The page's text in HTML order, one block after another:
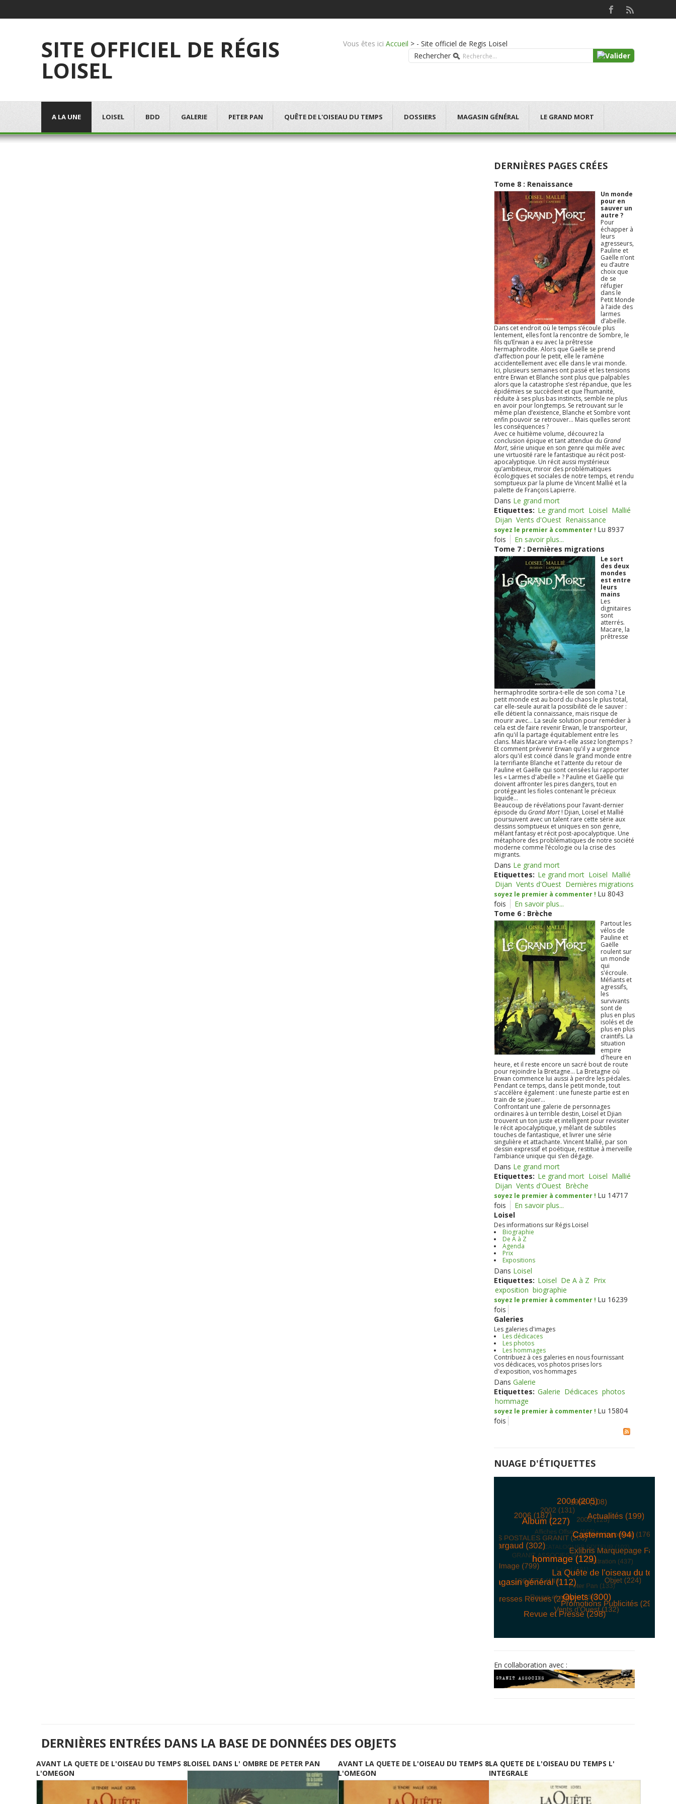
SITE OFFICIEL DE RÉGIS
LOISEL
Vous êtes ici Accueil > - Site officiel de Regis Loisel
Rechercher
A LA UNE LOISEL BDD GALERIE PETER PAN QUÊTE DE L'OISEAU DU TEMPS DOSSIERS MAGASIN GÉNÉRAL LE GRAND MORT
DERNIÈRES PAGES CRÉES
Tome 8 : Renaissance
Un monde
pour en
sauver un
autre ?
Pour
échapper à
leurs
agresseurs,
Pauline et
Gaëlle n’ont
eu d’autre
choix que
de se
réfugier
dans le
Petit Monde
à l’aide des
larmes
d’abeille.
Dans cet endroit où le temps s’écoule plus
lentement, elles font la rencontre de Sombre, le
fils qu’Erwan a eu avec la prêtresse
hermaphrodite. Alors que Gaëlle se prend
d’affection pour le petit, elle le ramène
accidentellement avec elle dans le vrai monde.
Ici, plusieurs semaines ont passé et les tensions
entre Erwan et Blanche sont plus que palpables
alors que la catastrophe s’est répandue, que les
épidémies se succèdent et que l’humanité,
réduite à ses plus bas instincts, semble ne plus
en avoir pour longtemps. Se retrouvant sur le
même plan d’existence, Blanche et Sombre vont
enfin pouvoir se retrouver… Mais quelles seront
les conséquences ?
Avec ce huitième volume, découvrez la
conclusion épique et tant attendue du Grand
Mort, série unique en son genre qui mêle avec
une virtuosité rare le fantastique au récit post-
apocalyptique. Un récit aussi mystérieux
qu’ambitieux, miroir des problématiques
écologiques et sociales de notre temps, et rendu
somptueux par la plume de Vincent Mallié et la
palette de François Lapierre.
Dans Le grand mort
Etiquettes: Le grand mort Loisel Mallié
Dijan Vents d'Ouest Renaissance
soyez le premier à commenter ! Lu 8937
fois
En savoir plus...
Tome 7 : Dernières migrations
Le sort
des deux
mondes
est entre
leurs
mains
Les
dignitaires
sont
atterrés.
Macare, la
prêtresse
hermaphrodite sortira-t-elle de son coma ? Le
petit monde est au bord du chaos le plus total,
car elle-seule aurait la possibilité de le sauver :
elle détient la connaissance, mais risque de
mourir avec... La seule solution pour remédier à
cela est de faire revenir Erwan, le transporteur,
afin qu'il la partage équitablement entre les
clans. Mais Macare vivra-t-elle assez longtemps ?
Et comment prévenir Erwan qu'il y a urgence
alors qu'il est coincé dans le grand monde entre
la terrifiante Blanche et l'attente du retour de
Pauline et Gaëlle qui sont censées lui rapporter
les « Larmes d'abeille » ? Pauline et Gaëlle qui
doivent affronter les pires dangers, tout en
protégeant les fioles contenant le précieux
liquide...
Beaucoup de révélations pour l’avant-dernier
épisode du Grand Mort! Djian, Loisel et Mallié
poursuivent avec un talent rare cette série aux
dessins somptueux et uniques en son genre,
mêlant fantasy et récit post-apocalyptique. Une
métaphore des problématiques de notre société
moderne comme l’écologie ou la crise des
migrants.
Dans Le grand mort
Etiquettes: Le grand mort Loisel Mallié
Dijan Vents d'Ouest Dernières migrations
soyez le premier à commenter ! Lu 8043
fois
En savoir plus...
Tome 6 : Brèche
Partout les
vélos de
Pauline et
Gaëlle
roulent sur
un monde
qui
s'écroule.
Méfiants et
agressifs,
les
survivants
sont de
plus en plus
isolés et de
plus en plus
craintifs. La
situation
empire
d'heure en
heure, et il reste encore un sacré bout de route
pour rejoindre la Bretagne... La Bretagne où
Erwan commence lui aussi à perdre les pédales.
Pendant ce temps, dans le petit monde, tout
s'accélère également : une funeste partie est en
train de se jouer...
Confrontant une galerie de personnages
ordinaires à un terrible destin, Loisel et Djian
trouvent un ton juste et intelligent pour revisiter
le récit apocalyptique, y mêlant de subtiles
touches de fantastique, et livrer une série
singulière et attachante. Vincent Mallié, par son
dessin expressif et poétique, restitue à merveille
l’ambiance unique qui s’en dégage.
Dans Le grand mort
Etiquettes: Le grand mort Loisel Mallié
Dijan Vents d'Ouest Brèche
soyez le premier à commenter ! Lu 14717
fois
En savoir plus...
Loisel
Des informations sur Régis Loisel
Biographie
De A à Z
Agenda
Prix
Expositions
Dans Loisel
Etiquettes: Loisel De A à Z Prix
exposition biographie
soyez le premier à commenter ! Lu 16239
fois
Galeries
Les galeries d'images
Les dédicaces
Les photos
Les hommages
Contribuez à ces galeries en nous fournissant
vos dédicaces, vos photos prises lors
d'exposition, vos hommages
Dans Galerie
Etiquettes: Galerie Dédicaces photos
hommage
soyez le premier à commenter ! Lu 15804
fois
NUAGE D'ÉTIQUETTES
En collaboration avec :
DERNIÈRES ENTRÉES DANS LA BASE DE DONNÉES DES OBJETS
AVANT LA QUETE DE L'OISEAU DU TEMPS 8
L'OMEGON
LOISEL DANS L' OMBRE DE PETER PAN
AVANT LA QUETE DE L'OISEAU DU TEMPS 8
L'OMEGON
LA QUETE DE L'OISEAU DU TEMPS L'
INTEGRALE